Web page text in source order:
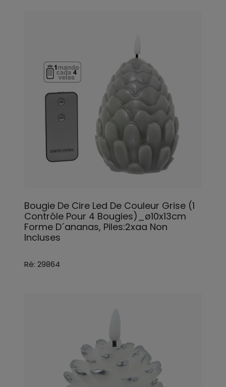
Bougie De Cire Led De Couleur Grise (1
Contrôle Pour 4 Bougies)_ø10x13cm
Forme D´ananas, Piles:2xaa Non
Incluses
Ré: 29864